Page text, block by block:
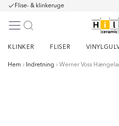
Flise- & klinkeruge
KLINKER FLISER
Hem Indretning Werner Voss